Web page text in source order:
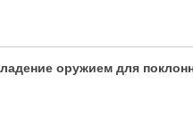
оружием для